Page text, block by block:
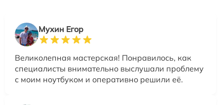
Мухин Егор
Великолепная мастерская! Понравилось, как
специалисты внимательно выслушали проблему
с моим ноутбуком и оперативно решили её.